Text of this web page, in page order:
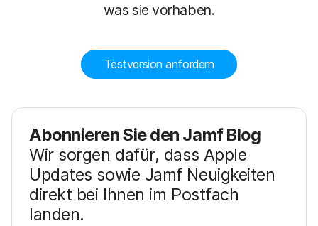
was sie vorhaben.
Testversion anfordern
Abonnieren Sie den Jamf Blog
Wir sorgen dafür, dass Apple
Updates sowie Jamf Neuigkeiten
direkt bei Ihnen im Postfach
landen.